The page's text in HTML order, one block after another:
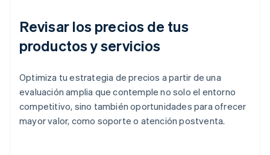
Revisar los precios de tus
productos y servicios
Optimiza tu estrategia de precios a partir de una
evaluación amplia que contemple no solo el entorno
competitivo, sino también oportunidades para ofrecer
mayor valor, como soporte o atención postventa.